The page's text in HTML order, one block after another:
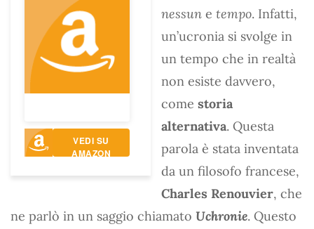
VEDI SU
AMAZON
nessun e tempo. Infatti,
un’ucronia si svolge in
un tempo che in realtà
non esiste davvero,
come storia
alternativa. Questa
parola è stata inventata
da un filosofo francese,
Charles Renouvier, che
ne parlò in un saggio chiamato Uchronie. Questo